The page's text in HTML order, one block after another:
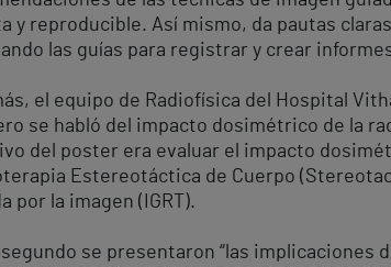
y reproducible. Así mismo, da pautas
las guías para registrar y crear
el equipo de Radiofísica del Hospital
se habló del impacto dosimétrico de la
del poster era evaluar el impacto
Estereotáctica de Cuerpo
por la imagen (IGRT).
segundo se presentaron “las